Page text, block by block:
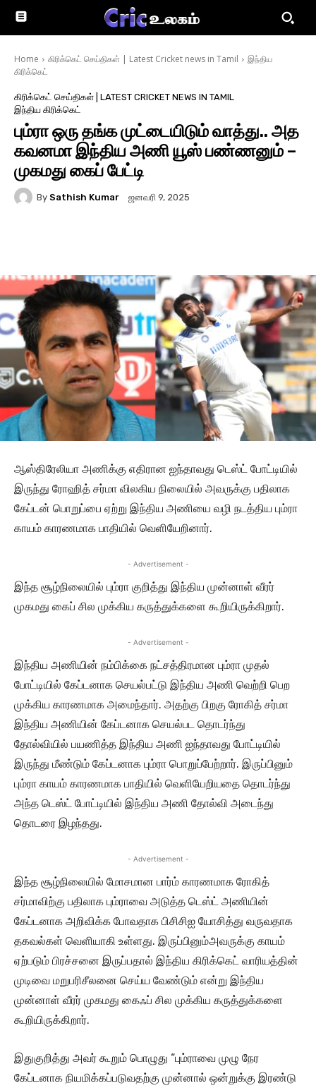
Home கிரிக்கெட் செய்திகள் | Latest Cricket news in Tamil
இந்திய
கிரிக்கெட்
கிரிக்கெட் செய்திகள் | LATEST CRICKET NEWS IN TAMIL
இந்திய கிரிக்கெட்
பும்ரா ஒரு தங்க முட்டையிடும் வாத்து.. அத
கவனமா இந்திய அணி யூஸ் பண்ணனும் –
முகமது கைப் பேட்டி
By Sathish Kumar ஜனவரி 9, 2025
ஆஸ்திரேலியா அணிக்கு எதிரான ஐந்தாவது டெஸ்ட் போட்டியில்
இருந்து ரோஹித் சர்மா விலகிய நிலையில் அவருக்கு பதிலாக
கேப்டன் பொறுப்பை ஏற்று இந்திய அணியை வழி நடத்திய பும்ரா
காயம் காரணமாக பாதியில் வெளியேறினார்.
- Advertisement -
இந்த சூழ்நிலையில் பும்ரா குறித்து இந்திய முன்னாள் வீரர்
முகமது கைப் சில முக்கிய கருத்துக்களை கூறியிருக்கிறார்.
- Advertisement -
இந்திய அணியின் நம்பிக்கை நட்சத்திரமான பும்ரா முதல்
போட்டியில் கேப்டனாக செயல்பட்டு இந்திய அணி வெற்றி பெற
முக்கிய காரணமாக அமைந்தார். அதற்கு பிறகு ரோகித் சர்மா
இந்திய அணியின் கேப்டனாக செயல்பட தொடர்ந்து
தோல்வியில் பயணித்த இந்திய அணி ஐந்தாவது போட்டியில்
இருந்து மீண்டும் கேப்டனாக பும்ரா பொறுப்பேற்றார். இருப்பினும்
பும்ரா காயம் காரணமாக பாதியில் வெளியேறியதை தொடர்ந்து
அந்த டெஸ்ட் போட்டியில் இந்திய அணி தோல்வி அடைந்து
தொடரை இழந்தது.
- Advertisement -
இந்த சூழ்நிலையில் மோசமான பார்ம் காரணமாக ரோகித்
சர்மாவிற்கு பதிலாக பும்ராவை அடுத்த டெஸ்ட் அணியின்
கேப்டனாக அறிவிக்க போவதாக பிசிசிஐ யோசித்து வருவதாக
தகவல்கள் வெளியாகி உள்ளது. இருப்பினும்அவருக்கு காயம்
ஏற்படும் பிரச்சனை இருப்பதால் இந்திய கிரிக்கெட் வாரியத்தின்
முடிவை மறுபரிசீலனை செய்ய வேண்டும் என்று இந்திய
முன்னாள் வீரர் முகமது கைஃப் சில முக்கிய கருத்துக்களை
கூறியிருக்கிறார்.
இதுகுறித்து அவர் கூறும் பொழுது “பும்ராவை முழு நேர
கேப்டனாக நியமிக்கப்படுவதற்கு முன்னால் ஒன்றுக்கு இரண்டு